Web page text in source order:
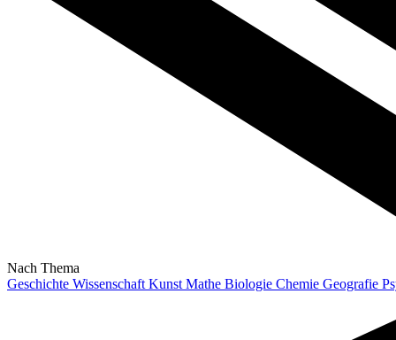
Nach Thema
Geschichte Wissenschaft Kunst Mathe Biologie Chemie Geografie